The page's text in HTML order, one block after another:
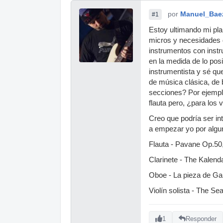
#1 por
Estoy ultimando mi
micros y necesidades
instrumentos con
en la medida de lo
instrumentista y sé
de música clásica, de
secciones? Por
flauta pero, ¿para los
Creo que podría ser
a empezar yo por
Flauta - Pavane
Clarinete - The
Oboe - La pieza de
Violín solista - The
1 Responder